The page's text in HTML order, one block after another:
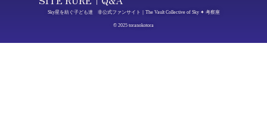
Sky星を紡ぐ子ども達 非公式ファンサイト｜The Vault Collective of Sky ✦ 考察座
© 2025 toranokotora